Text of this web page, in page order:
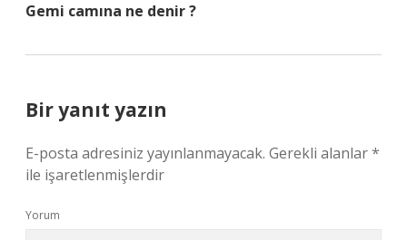
Gemi camına ne denir ?
Bir yanıt yazın
E-posta adresiniz yayınlanmayacak. Gerekli alanlar*
ile işaretlenmişlerdir
Yorum